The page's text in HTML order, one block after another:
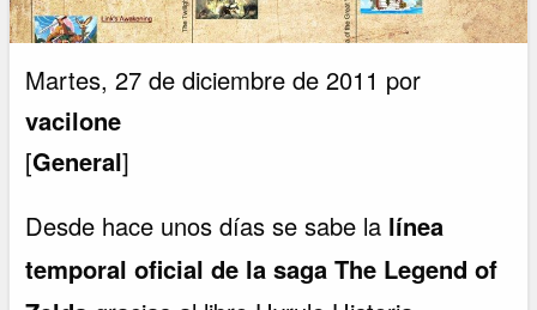
Martes, 27 de diciembre de 2011 por
vacilone
[General]
Desde hace unos días se sabe la línea
temporal oficial de la saga The Legend of